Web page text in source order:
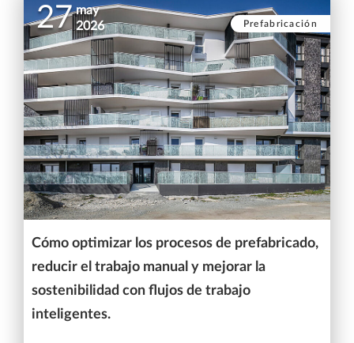
27 may
2026
Prefabricación
Cómo optimizar los procesos de prefabricado,
reducir el trabajo manual y mejorar la
sostenibilidad con flujos de trabajo
inteligentes.